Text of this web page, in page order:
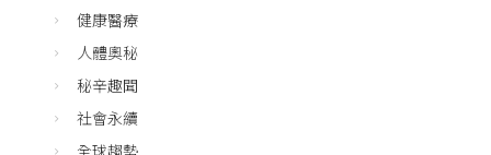
健康醫療
人體奧秘
秘辛趣聞
社會永續